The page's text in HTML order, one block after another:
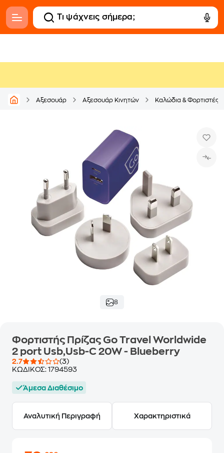
Αξεσουάρ Αξεσουάρ Κινητών Καλώδια & Φορτιστές
8
Φορτιστής Πρίζας Go Travel Worldwide
2 port Usb,Usb-C 20W - Blueberry
2.7
(3)
ΚΩΔΙΚΟΣ: 1794593
Άμεσα Διαθέσιμο
Αναλυτική Περιγραφή Χαρακτηριστικά